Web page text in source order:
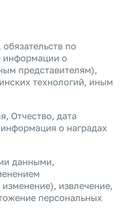
по
информации о
представителям),
технологий, иным
Отчество, дата
о наградах
данными,
извлечение,
персональных